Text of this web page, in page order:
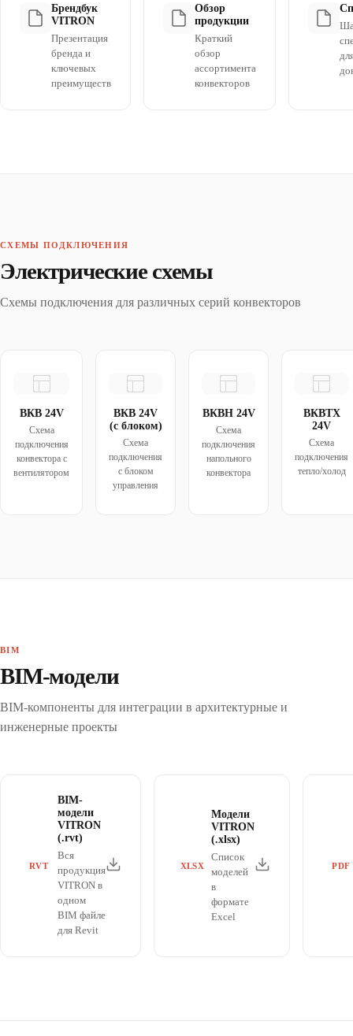
Брендбук
VITRON
Презентация
бренда и
ключевых
преимуществ
Обзор
продукции
Краткий
обзор
ассортимента
конвекторов
СХЕМЫ ПОДКЛЮЧЕНИЯ
Электрические схемы
Схемы подключения для различных серий конвекторов
ВКВ 24V
Схема
подключения
конвектора с
вентилятором
ВКВ 24V
(с блоком)
Схема
подключения
с блоком
управления
ВКВН 24V
Схема
подключения
напольного
конвектора
ВКВТХ
24V
Схема
подключения
тепло/холод
BIM
BIM-модели
BIM-компоненты для интеграции в архитектурные и
инженерные проекты
RVT
BIM-
модели
VITRON
(.rvt)
Вся
продукция
VITRON в
одном
BIM файле
для Revit
XLSX
Модели
VITRON
(.xlsx)
Список
моделей
в
формате
Excel
PDF